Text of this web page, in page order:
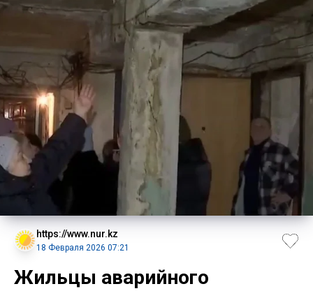
https://www.nur.kz
18 Февраля 2026 07:21
Жильцы аварийного